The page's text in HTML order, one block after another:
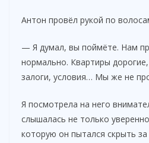
Антон провёл рукой по
— Я думал, вы поймёте. Нам
нормально. Квартиры
залоги, условия… Мы же не
Я посмотрела на него
слышалась не только
которую он пытался скрыть